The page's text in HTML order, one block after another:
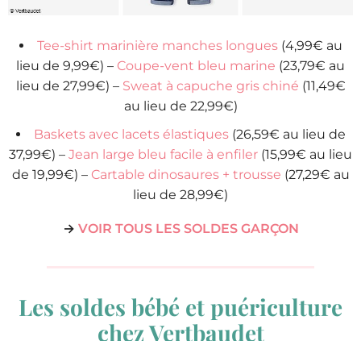
Tee-shirt marinière manches longues(4,99€ au
lieu de 9,99€) – Coupe-vent bleu marine (23,79€ au
lieu de 27,99€) – Sweat à capuche gris chiné (11,49€
au lieu de 22,99€)
Baskets avec lacets élastiques(26,59€ au lieu de
37,99€) – Jean large bleu facile à enfiler (15,99€ au lieu
de 19,99€) – Cartable dinosaures + trousse (27,29€ au
lieu de 28,99€)
→ VOIR TOUS LES SOLDES GARÇON
Les soldes bébé et puériculture
chez Vertbaudet